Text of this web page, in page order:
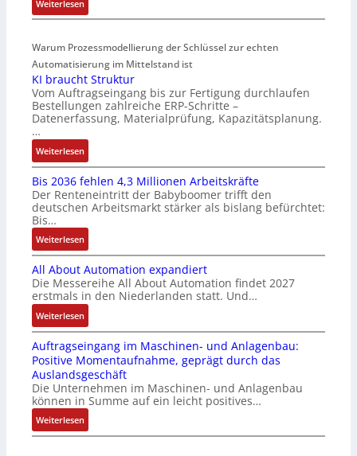
g
r
t
i
o
n
i
F
a
n
u
c
C
-
S
y
t
e
m
e
r
t
f
i
z
i
e
u
n
b
e
ä
t
i
g
R
e
i
e
g
a
s
t
r
t
f
ü
r
m
u
l
t
i
v
r
i
b
l
e
S
e
u
e
r
u
n
Weiterlesen:
D
a
h
t
l
o
s
e
I
n
t
e
g
r
a
t
i
o
n
v
o
n
A
G
V
u
n
d
Warum Prozessmodellierung der Schlüssel zur echten
Automatisierung im Mittelstand ist
KI braucht Struktur
Vom Auftragseingang bis zur Fertigung durchlaufen
Bestellungen zahlreiche ERP-Schritte –
Datenerfassung, Materialprüfung, Kapazitätsplanung.
…
Weiterlesen:
K
I
b
r
a
u
c
h
t
S
t
r
u
k
t
u
r
Bis 2036 fehlen 4,3 Millionen Arbeitskräfte
Der Renteneintritt der Babyboomer trifft den
deutschen Arbeitsmarkt stärker als bislang befürchtet:
Bis…
Weiterlesen:
B
i
s
2
0
3
6
f
e
h
l
e
n
All About Automation expandiert
Die Messereihe All About Automation findet 2027
erstmals in den Niederlanden statt. Und…
Weiterlesen:
A
l
l
A
b
o
u
t
Auftragseingang im Maschinen- und Anlagenbau:
Positive Momentaufnahme, geprägt durch das
Auslandsgeschäft
Die Unternehmen im Maschinen- und Anlagenbau
können in Summe auf ein leicht positives…
Weiterlesen:
A